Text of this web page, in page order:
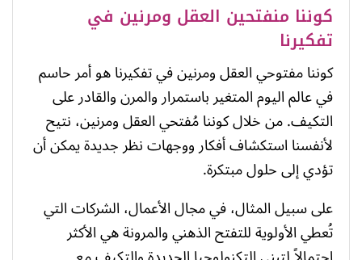
كوننا منفتحين العقل ومرنين في
تفكيرنا
كوننا مفتوحي العقل ومرنين في تفكيرنا هو أمر حاسم
في عالم اليوم المتغير باستمرار والمرن والقادر على
التكيف. من خلال كوننا مُفتحي العقل ومرنين، نتيح
لأنفسنا استكشاف أفكار ووجهات نظر جديدة يمكن أن
تؤدي إلى حلول مبتكرة.
على سبيل المثال، في مجال الأعمال، الشركات التي
تُعطي الأولوية للتفتح الذهني والمرونة هي الأكثر